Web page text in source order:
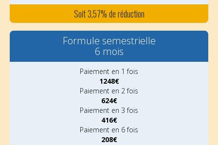
Soit 3,57% de réduction
Formule semestrielle
6 mois
Paiement en 1 fois
1248€
Paiement en 2 fois
624€
Paiement en 3 fois
416€
Paiement en 6 fois
208€